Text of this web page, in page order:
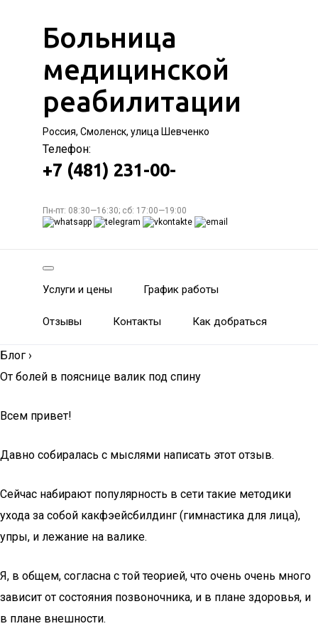
Больница
медицинской
реабилитации
Россия, Смоленск, улица Шевченко
Телефон:
+7 (481) 231-00-
Пн-пт: 08:30—16:30; сб: 17:00—19:00
Услуги и цены График работы
Отзывы Контакты Как добраться
Блог ›
От болей в пояснице валик под спину
Всем привет!
Давно собиралась с мыслями написать этот отзыв.
Сейчас набирают популярность в сети такие методики
ухода за собой какфэейсбилдинг (гимнастика для лица),
упры, и лежание на валике.
Я, в общем, согласна с той теорией, что очень очень много
зависит от состояния позвоночника, и в плане здоровья, и
в плане внешности.